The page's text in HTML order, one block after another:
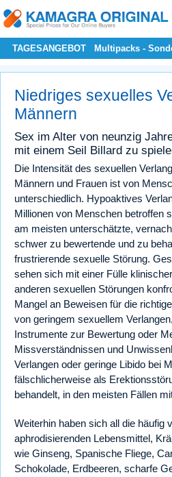
TAGESANGEBOT Multipacks -
Niedriges sexuelles
Männern
Sex im Alter von neunzig
mit einem Seil Billard zu
Die Intensität des sexuellen
Männern und Frauen ist von
unterschiedlich. Hypoaktives
Millionen von Menschen betroffen
am meisten unterschätzte,
schwer zu bewertende und zu
frustrierende sexuelle Störung.
sehen sich mit einer Fülle
anderen sexuellen Störungen
Mangel an Beweisen für die
von geringem sexuellem
Instrumente zur Bewertung oder
Missverständnissen und
Verlangen oder geringe Libido bei
fälschlicherweise als
behandelt, in den meisten Fällen
Weiterhin haben sich all die häufig
aphrodisierenden Lebensmittel,
wie Ginseng, Spanische Fliege,
Schokolade, Erdbeeren, scharfe